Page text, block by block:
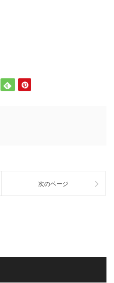
次のページ